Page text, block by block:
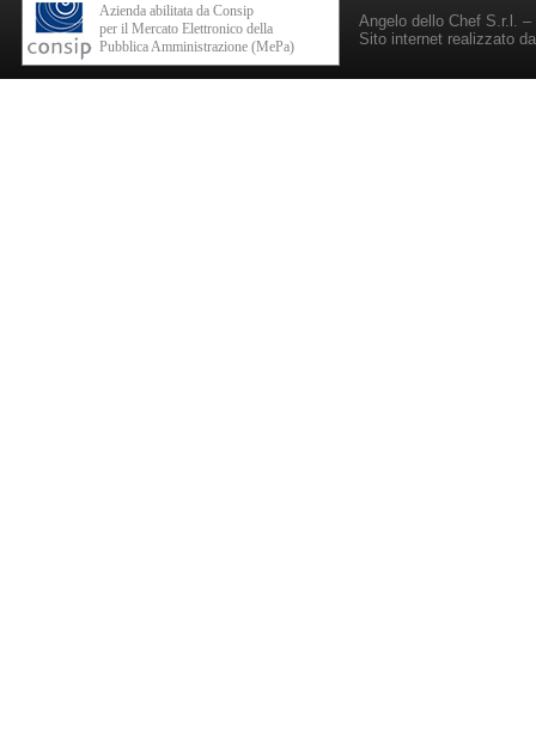
Azienda abilitata da Consip
per il Mercato Elettronico della
Pubblica Amministrazione (MePa)
Angelo dello Chef S.r.l. –
Sito internet realizzato